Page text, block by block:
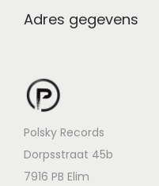
Adres gegevens
Polsky Records
Dorpsstraat 45b
7916 PB Elim